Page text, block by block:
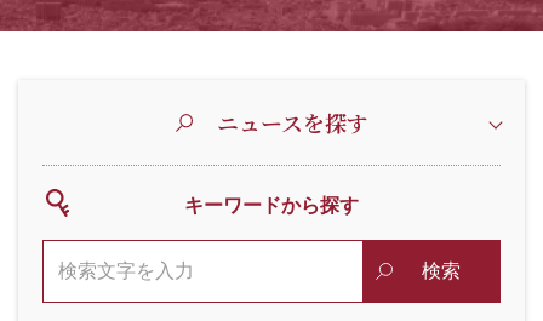
ニュースを探す
キーワードから探す
検索